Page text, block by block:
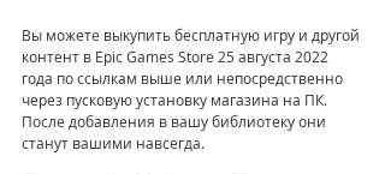
Вы можете выкупить бесплатную игру и другой
контент в Epic Games Store 25 августа 2022
года по ссылкам выше или непосредственно
через пусковую установку магазина на ПК.
После добавления в вашу библиотеку они
станут вашими навсегда.